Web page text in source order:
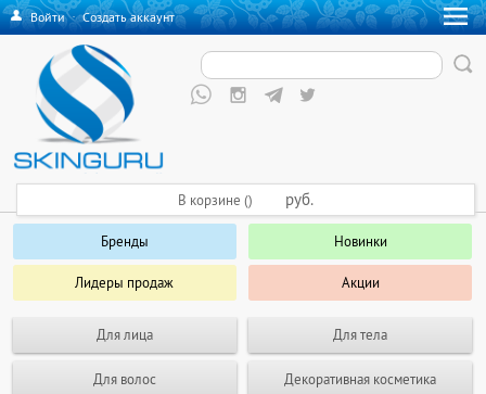
Войти·Создать аккаунт
Бренды Новинки
Лидеры продаж Акции
Для лица Для тела
Для волос Декоративная косметика
В корзине () руб.